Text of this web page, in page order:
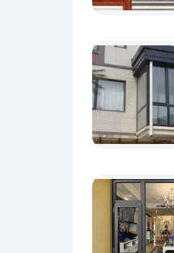
外观
璃设
开阔
生活。